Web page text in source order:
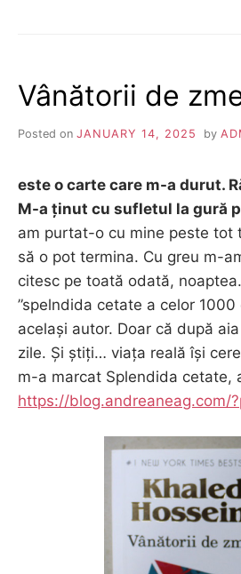
ȚI
SPUN
ÎI
Vânătorii de
Posted on JANUARY 14, 2025 by
este o carte care m-a durut.
M-a ținut cu sufletul la gură
am purtat-o cu mine peste tot
să o pot termina. Cu greu m-
citesc pe toată odată,
”spelndida cetate a celor 1000
același autor. Doar că după
zile. Și știți… viața reală își
m-a marcat Splendida cetate,
https://blog.andreaneag.com/